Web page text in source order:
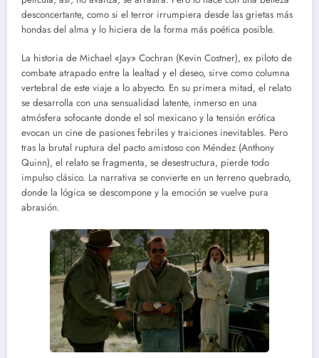
desconcertante, como si el terror irrumpiera desde las grietas más
hondas del alma y lo hiciera de la forma más poética posible.
La historia de Michael «Jay» Cochran (Kevin Costner), ex piloto de
combate atrapado entre la lealtad y el deseo, sirve como columna
vertebral de este viaje a lo abyecto. En su primera mitad, el relato
se desarrolla con una sensualidad latente, inmerso en una
atmósfera sofocante donde el sol mexicano y la tensión erótica
evocan un cine de pasiones febriles y traiciones inevitables. Pero
tras la brutal ruptura del pacto amistoso con Méndez (Anthony
Quinn), el relato se fragmenta, se desestructura, pierde todo
impulso clásico. La narrativa se convierte en un terreno quebrado,
donde la lógica se descompone y la emoción se vuelve pura
abrasión.